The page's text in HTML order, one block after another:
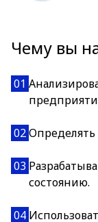
Чему вы
01
02Определять
03
состоянию.
04